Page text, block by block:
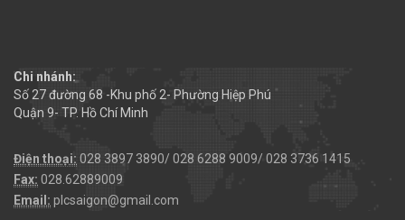
Chi nhánh:
Số 27 đường 68 -Khu phố 2- Phường Hiệp Phú
Quận 9- TP. Hồ Chí Minh
Điện thoại: 028 3897 3890/ 028 6288 9009/ 028 3736 1415
Fax: 028.62889009
Email: plcsaigon@gmail.com